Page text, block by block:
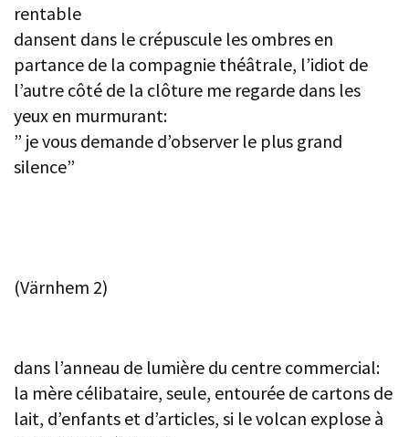
rentable
dansent dans le crépuscule les ombres en
partance de la compagnie théâtrale, l’idiot de
l’autre côté de la clôture me regarde dans les
yeux en murmurant:
” je vous demande d’observer le plus grand
silence”
(Värnhem 2)
dans l’anneau de lumière du centre commercial:
la mère célibataire, seule, entourée de cartons de
lait, d’enfants et d’articles, si le volcan explose à